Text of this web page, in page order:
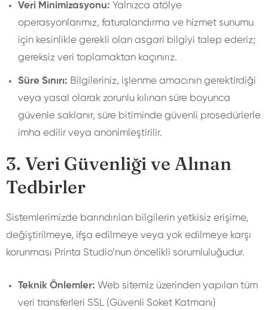
Veri Minimizasyonu: Yalnızca atölye
operasyonlarımız, faturalandırma ve hizmet sunumu
için kesinlikle gerekli olan asgari bilgiyi talep ederiz;
gereksiz veri toplamaktan kaçınırız.
Süre Sınırı: Bilgileriniz, işlenme amacının gerektirdiği
veya yasal olarak zorunlu kılınan süre boyunca
güvenle saklanır, süre bitiminde güvenli prosedürlerle
imha edilir veya anonimleştirilir.
3. Veri Güvenliği ve Alınan
Tedbirler
Sistemlerimizde barındırılan bilgilerin yetkisiz erişime,
değiştirilmeye, ifşa edilmeye veya yok edilmeye karşı
korunması Printa Studio’nun öncelikli sorumluluğudur.
Teknik Önlemler: Web sitemiz üzerinden yapılan tüm
veri transferleri SSL (Güvenli Soket Katmanı)